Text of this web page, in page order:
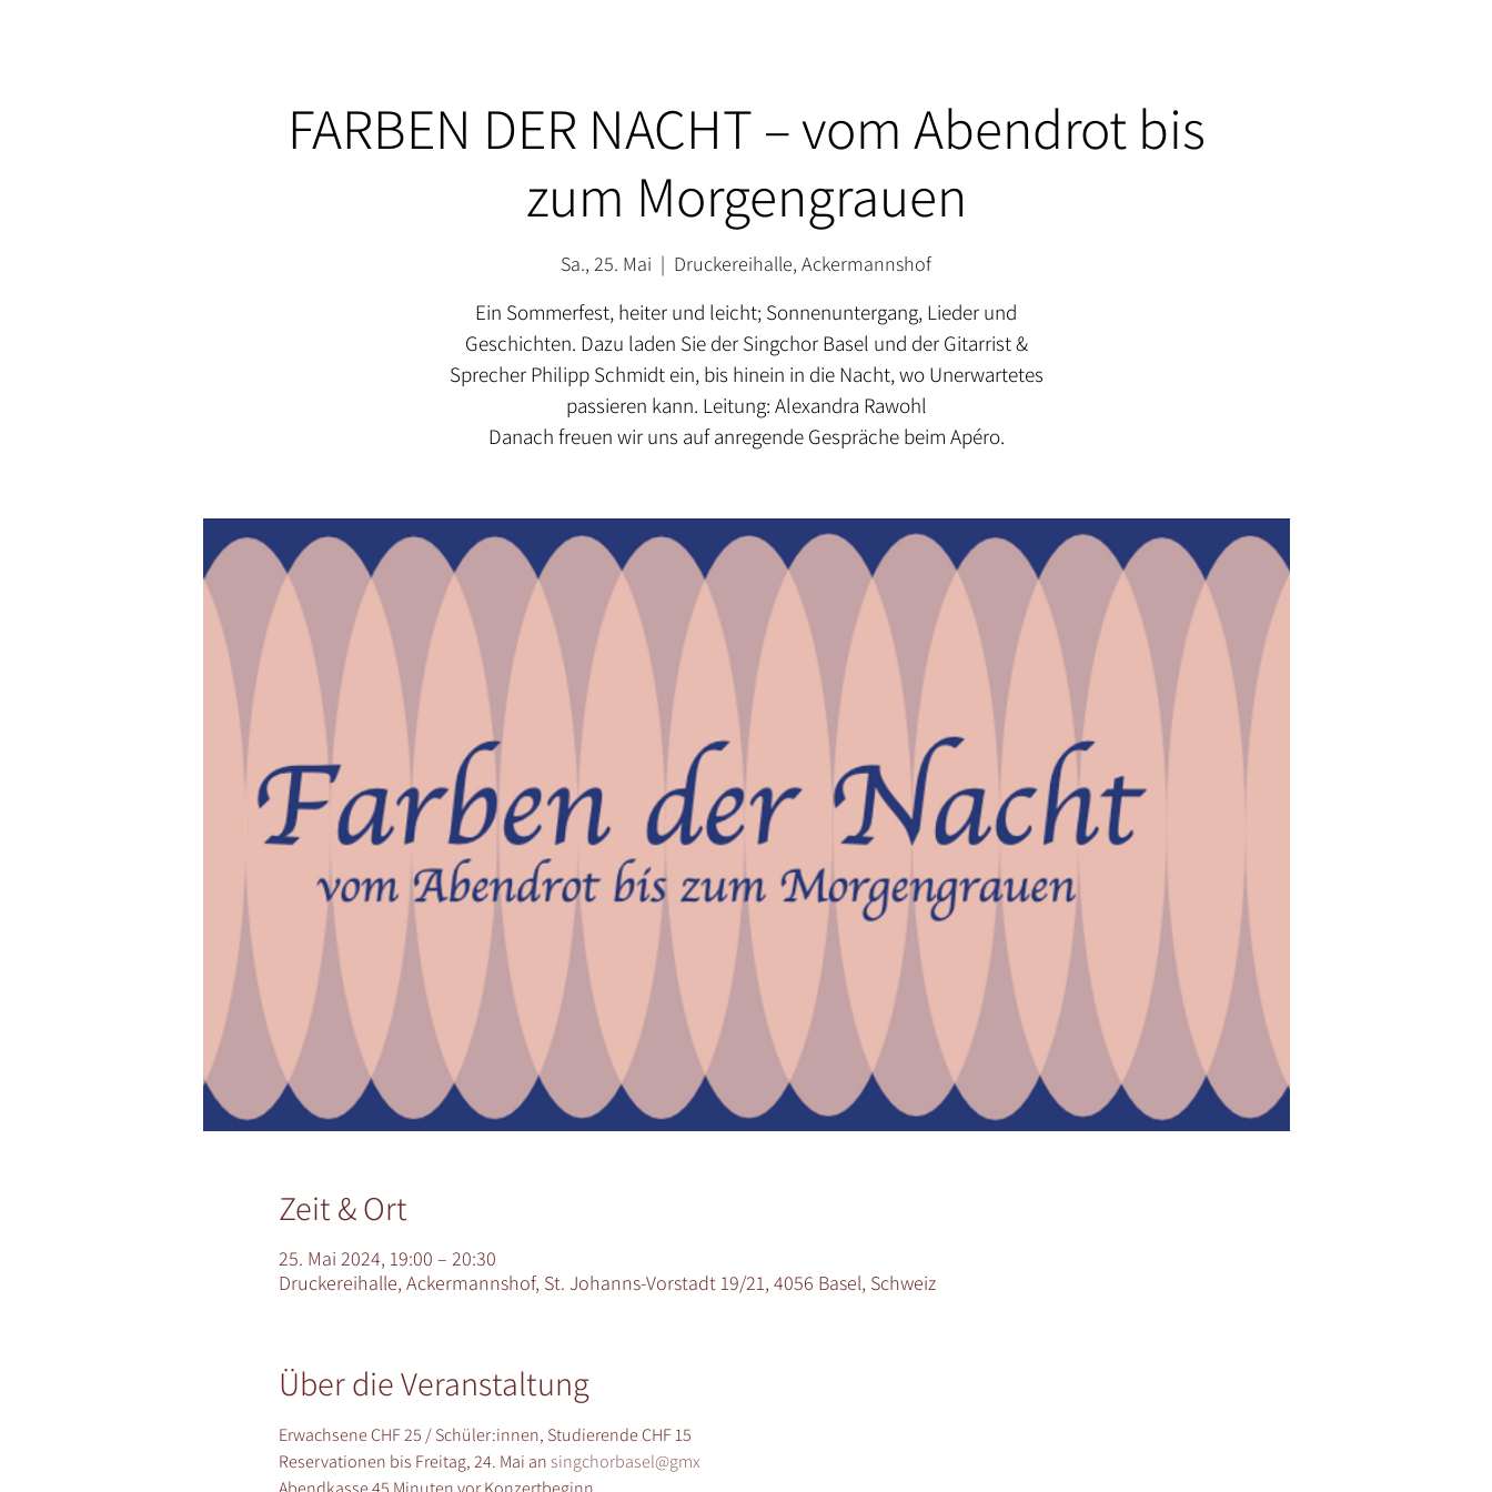
FARBEN DER NACHT – vom Abendrot bis
zum Morgengrauen
Sa., 25. Mai
  |
Druckereihalle, Ackermannshof
Ein Sommerfest, heiter und leicht; Sonnenuntergang, Lieder und
Geschichten. Dazu laden Sie der Singchor Basel und der Gitarrist &
Sprecher Philipp Schmidt ein, bis hinein in die Nacht, wo Unerwartetes
passieren kann. Leitung: Alexandra Rawohl
Danach freuen wir uns auf anregende Gespräche beim Apéro.
Zeit & Ort
25. Mai 2024, 19:00 – 20:30
Druckereihalle, Ackermannshof, St. Johanns-Vorstadt 19/21, 4056 Basel, Schweiz
Über die Veranstaltung
Erwachsene CHF 25 / Schüler:innen, Studierende CHF 15
Reservationen bis Freitag, 24. Mai an singchorbasel@gmx